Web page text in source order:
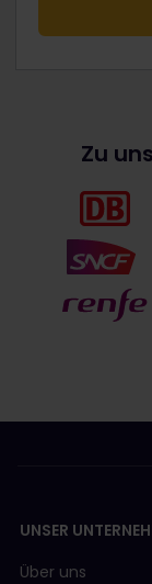
Zu
UNSER
Über uns